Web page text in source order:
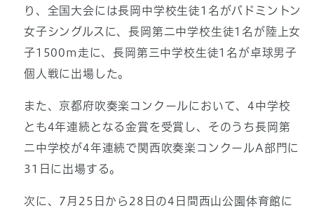
り、全国大会には長岡中学校生徒1名がバドミントン
女子シングルスに、長岡第二中学校生徒1名が陸上女
子1500m走に、長岡第三中学校生徒1名が卓球男子
個人戦に出場した。
また、京都府吹奏楽コンクールにおいて、4中学校
とも4年連続となる金賞を受賞し、そのうち長岡第
二中学校が4年連続で関西吹奏楽コンクールA部門に
31日に出場する。
次に、7月25日から28日の4日間西山公園体育館に